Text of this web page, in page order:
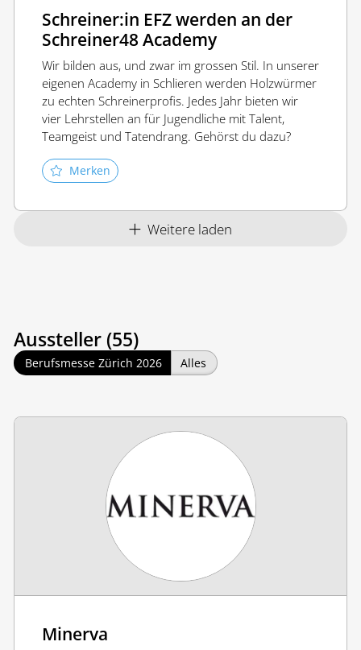
Schreiner:in EFZ werden an der
Schreiner48 Academy
Wir bilden aus, und zwar im grossen Stil. In unserer
eigenen Academy in Schlieren werden Holzwürmer
zu echten Schreinerprofis. Jedes Jahr bieten wir
vier Lehrstellen an für Jugendliche mit Talent,
Teamgeist und Tatendrang. Gehörst du dazu?
Merken
Weitere laden
Aussteller (55)
Berufsmesse Zürich 2026 Alles
Minerva